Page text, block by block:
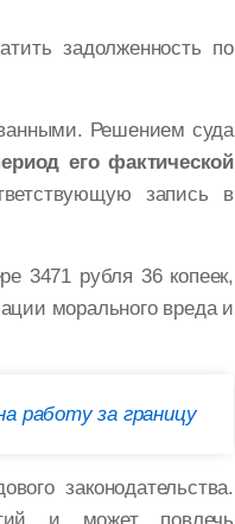
задолженность по
Решением суда
его фактической
запись в
3471 рубля 36 копеек,
морального вреда и
работу за границу
законодательства.